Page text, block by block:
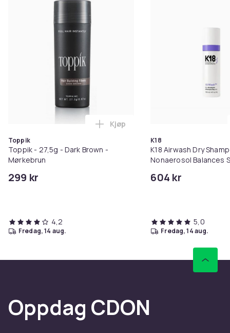
Toppik
Toppik - 27,5g - Dark Brown -
Mørkebrun
299 kr
Legg Toppik - 27,5g - Dark
Kjøp
4,2
fredag, 14 aug.
K18
K18 Airwash Dry
Nonaerosol Balances
604 kr
5,0
fredag, 14 aug.
Oppdag CDON